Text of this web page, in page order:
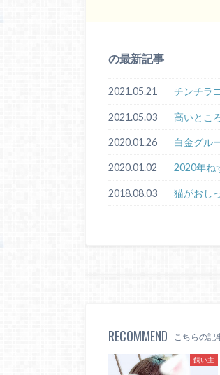
の最新記事
2021.05.21 チンチラ
2021.05.03 高いとこ
2020.01.26 白金グル
2020.01.02 2020年ね
2018.08.03 猫がおし
RECOMMEND こちらの記
飼い主